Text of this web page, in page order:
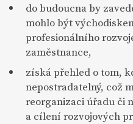
do budoucna by
mohlo být
profesionálního
zaměstnance,
získá přehled o tom,
nepostradatelný, což
reorganizaci úřadu či
a cílení rozvojových